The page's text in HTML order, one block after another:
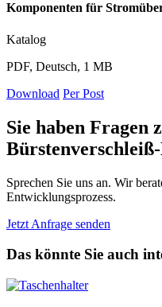
Komponenten für
Katalog
PDF, Deutsch, 1 MB
Download Per Post
Sie haben Fragen
Sprechen Sie uns an. Wir
Entwicklungsprozess.
Jetzt Anfrage senden
Das könnte Sie auch